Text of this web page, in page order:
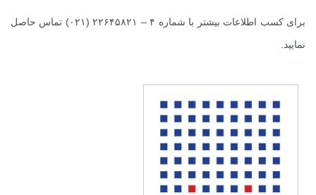
برای کسب اطلاعات بیشتر با شماره ۴ – ۲۲۶۴۵۸۲۱ (۰۲۱) تماس حاصل
نمایید.